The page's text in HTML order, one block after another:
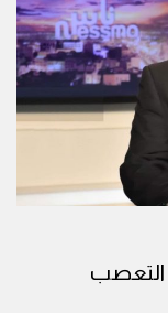
التعصب